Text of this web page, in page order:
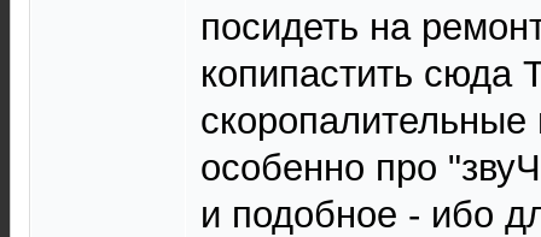
посидеть на
копипастить сюда
особенно про
и подобное - ибо